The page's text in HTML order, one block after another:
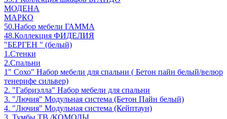
МОДЕНА
МАРКО
50.Набор мебели ГАММА
48.Коллекция ФИДЕЛИЯ
"БЕРГЕН " (белый)
1.Стенки
2.Спальни
1" Сохо" Набор мебели для спальни ( Бетон пайн белый/велюр
тенерифе сильвер)
2. "Габриэлла" Набор мебели для спальни
3. "Лючия" Модульная система (Бетон Пайн белый)
4. "Лючия" Модульная система (Кейптаун)
3. Тумбы ТВ /КОМОДЫ